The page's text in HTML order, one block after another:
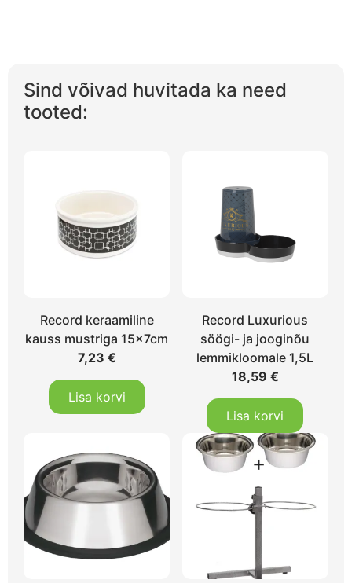
Sind võivad huvitada ka need
tooted:
Record keraamiline
kauss mustriga 15x7cm
7,23 €
Lisa korvi
Record Luxurious
söögi- ja jooginõu
lemmikloomale 1,5L
18,59 €
Lisa korvi